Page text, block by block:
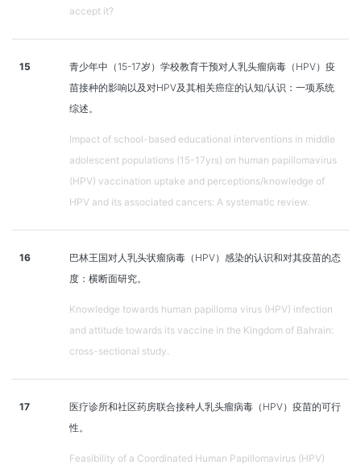
accept it?
15
青少年中（15-17岁）学校教育干预对人乳头瘤病毒（HPV）疫
苗接种的影响以及对HPV及其相关癌症的认知/认识：一项系统
综述。
Impact of school-based educational interventions in middle
adolescent populations (15-17yrs) on human papillomavirus
(HPV) vaccination uptake and perceptions/knowledge of
HPV and its associated cancers: A systematic review.
16
巴林王国对人乳头状瘤病毒（HPV）感染的认识和对其疫苗的态
度：横断面研究。
Knowledge towards human papilloma virus (HPV) infection
and attitude towards its vaccine in the Kingdom of Bahrain:
cross-sectional study.
17
医疗诊所和社区药房联合接种人乳头瘤病毒（HPV）疫苗的可行
性。
Feasibility of a Coordinated Human Papillomavirus (HPV)